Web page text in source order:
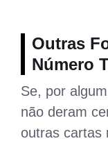
Outras
Número
Se, por
não deram
outras cartas